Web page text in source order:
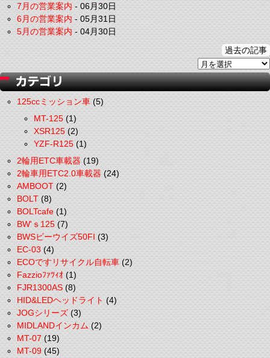
7月の営業案内-06月30日
6月の営業案内-05月31日
5月の営業案内-04月30日
過去の記事
125ccミッション車(5)
MT-125(1)
XSR125(2)
YZF-R125(1)
2輪用ETC車載器(19)
2輪車用ETC2.0車載器(24)
AMBOOT(2)
BOLT(8)
BOLTcafe(1)
BW'ｓ125(7)
BWSビーウイズ50FI(3)
EC-03(4)
ECOですリサイクル自転車(2)
Fazzioﾌｧﾂｨｵ(1)
FJR1300AS(8)
HID&LEDヘッドライト(4)
JOGシリーズ(3)
MIDLANDインカム(2)
MT-07(19)
MT-09(45)